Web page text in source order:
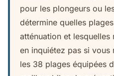
pour les plongeurs ou
détermine quelles
atténuation et lesquelles
en inquiétez pas si vous
les 38 plages équipées